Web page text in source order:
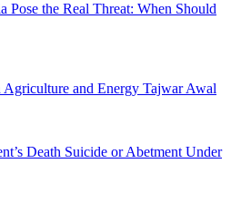
Pose the Real Threat: When Should
and Energy Tajwar Awal
Death Suicide or Abetment Under